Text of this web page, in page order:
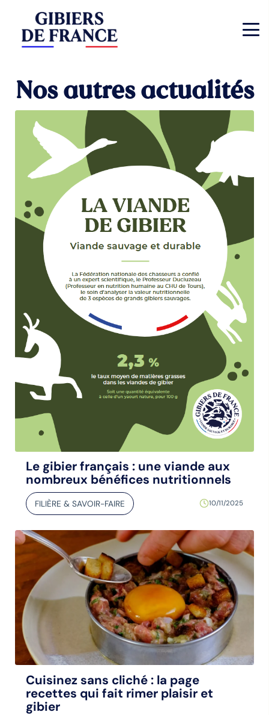
Nos autres actualités
Le gibier français : une viande aux
nombreux bénéfices nutritionnels
FILIÈRE & SAVOIR-FAIRE 10/11/2025
Cuisinez sans cliché : la page
recettes qui fait rimer plaisir et
gibier